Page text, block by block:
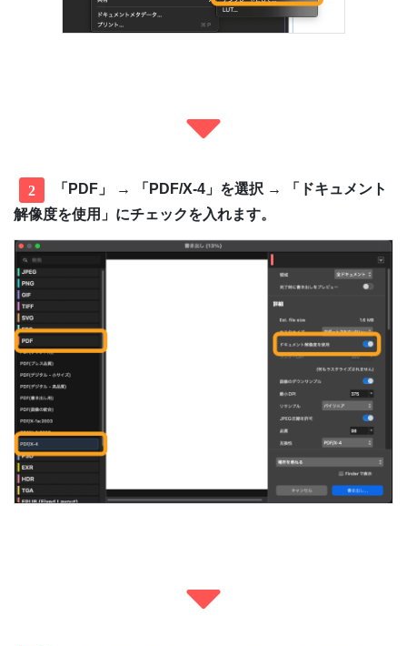
2
「PDF」 → 「PDF/X-4」を選択 → 「ドキュメント
解像度を使用」にチェックを入れます。